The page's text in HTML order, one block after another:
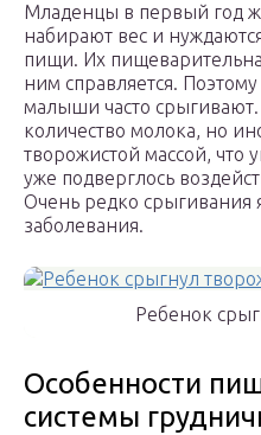
Младенцы в первый год
набирают вес и
пищи. Их
ним справляется.
малыши часто
количество молока, но
творожистой массой, что
уже подверглось
Очень редко срыгивания
заболевания.
Ребенок
Особенности
системы